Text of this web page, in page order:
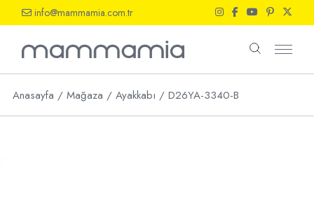
the
info@mammamia.com.tr
Anasayfa Mağaza Ayakkabı D26YA-3340-B